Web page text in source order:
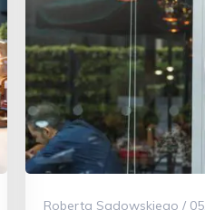
Roberta Sadowskiego /